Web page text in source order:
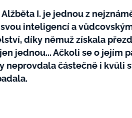
I. je jednou z
inteligencí a
díky němuž získala
jednou... Ačkoli se o jejím
neprovdala částečně i kvůli